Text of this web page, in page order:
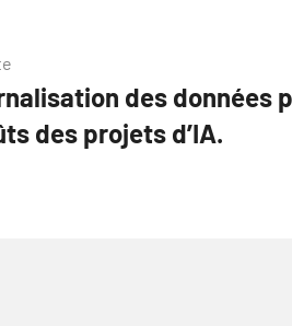
des données
des projets d’IA.